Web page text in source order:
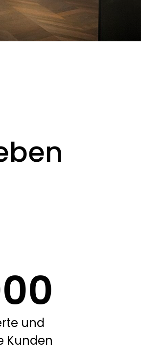
und
Kunden